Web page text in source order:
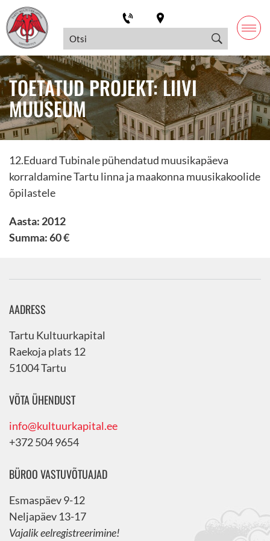
TOETATUD PROJEKT: LIIVI
MUUSEUM
12.Eduard Tubinale pühendatud muusikapäeva
korraldamine Tartu linna ja maakonna muusikakoolide
õpilastele
Aasta: 2012
Summa: 60 €
AADRESS
Tartu Kultuurkapital
Raekoja plats 12
51004 Tartu
VÕTA ÜHENDUST
info@kultuurkapital.ee
+372 504 9654
BÜROO VASTUVÕTUAJAD
Esmaspäev 9-12
Neljapäev 13-17
Vajalik eelregistreerimine!